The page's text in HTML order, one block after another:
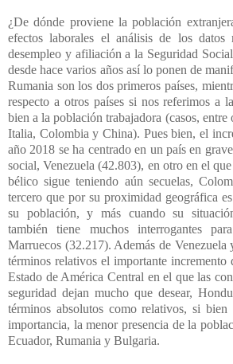
¿De dónde proviene la población
efectos laborales el análisis de los datos
desempleo y afiliación a la Seguridad
desde hace varios años así lo ponen de
Rumania son los dos primeros países,
respecto a otros países si nos referimos a
bien a la población trabajadora (casos,
Italia, Colombia y China). Pues bien, el
año 2018 se ha centrado en un país en
social, Venezuela (42.803), en otro en el
bélico sigue teniendo aún secuelas,
tercero que por su proximidad geográfica
su población, y más cuando su
también tiene muchos interrogantes
Marruecos (32.217). Además de Venezuela
términos relativos el importante
Estado de América Central en el que las
seguridad dejan mucho que desear,
términos absolutos como relativos, si
importancia, la menor presencia de la
Ecuador, Rumania y Bulgaria.